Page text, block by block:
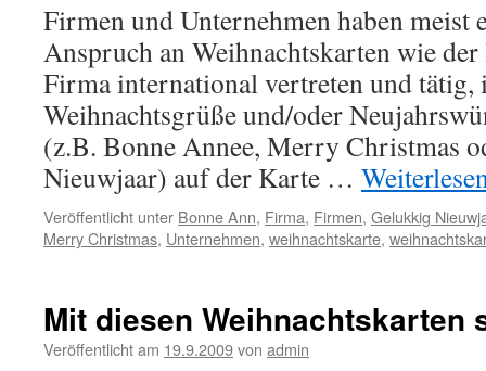
Firmen und Unternehmen haben meist
Anspruch an Weihnachtskarten wie
Firma international vertreten und tätig,
Weihnachtsgrüße und/oder
(z.B. Bonne Annee, Merry Christmas
Nieuwjaar) auf der Karte …
Veröffentlicht unter Bonne Ann, Firma, Firmen, Gelukkig
Merry Christmas, Unternehmen, weihnachtskarte,
Mit diesen Weihnachtskarten
Veröffentlicht am 19.9.2009von admin